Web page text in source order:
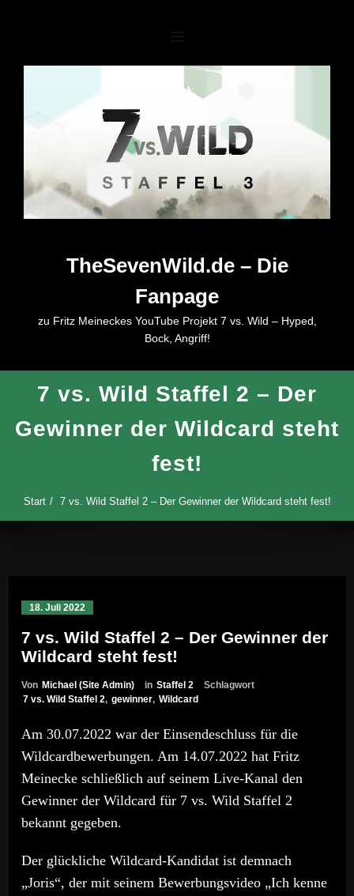
TheSevenWild.de – Die
Fanpage
zu Fritz Meineckes YouTube Projekt 7 vs. Wild – Hyped,
Bock, Angriff!
7 vs. Wild Staffel 2 – Der
Gewinner der Wildcard steht
fest!
Start 7 vs. Wild Staffel 2 – Der Gewinner der Wildcard steht fest!
18. Juli 2022
7 vs. Wild Staffel 2 – Der Gewinner der
Wildcard steht fest!
Von Michael (Site Admin) in Staffel 2
Schlagwort
7 vs. Wild Staffel 2, gewinner, Wildcard
Am 30.07.2022 war der Einsendeschluss für die
Wildcardbewerbungen. Am 14.07.2022 hat Fritz
Meinecke schließlich auf seinem Live-Kanal den
Gewinner der Wildcard für 7 vs. Wild Staffel 2
bekannt gegeben.
Der glückliche Wildcard-Kandidat ist demnach
„Joris“, der mit seinem Bewerbungsvideo „Ich kenne